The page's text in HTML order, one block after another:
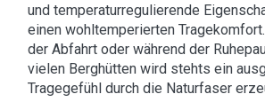
und temperaturregulierende
einen wohltemperierten
der Abfahrt oder während der
vielen Berghütten wird stehts ein
Tragegefühl durch die Naturfaser